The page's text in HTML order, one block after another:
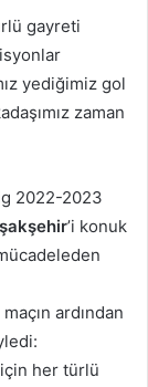
gayreti
yediğimiz gol
zaman
2022-2023
’i konuk
ardından
için her türlü